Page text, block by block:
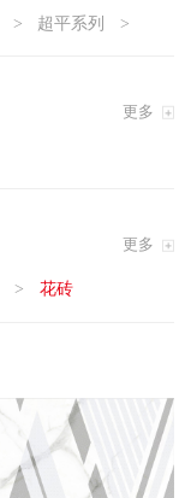
超平系列
更多
更多
花砖